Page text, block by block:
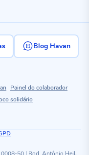
Blog Havan
Painel do colaborador
solidário